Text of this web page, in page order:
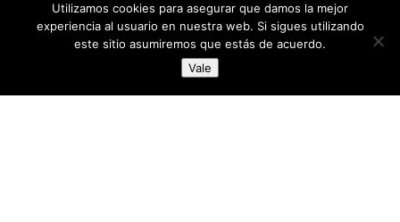
directoresdeseguridad.es
Diseñado por Centro Andaluz de Estudios y Entrenamiento
Utilizamos cookies para asegurar que damos la mejor
experiencia al usuario en nuestra web. Si sigues utilizando
este sitio asumiremos que estás de acuerdo.
Vale